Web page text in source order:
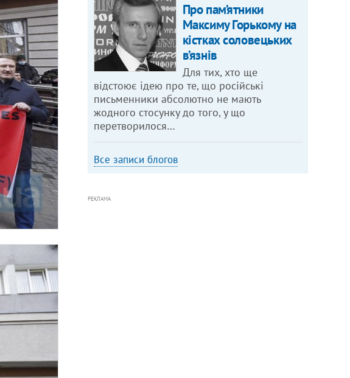
Про пам’ятники
Максиму Горькому на
кістках соловецьких
в’язнів
Для тих, хто ще
відстоює ідею про те, що російські
письменники абсолютно не мають
жодного стосунку до того, у що
перетворилося…
Все записи блогов
РЕКЛАМА